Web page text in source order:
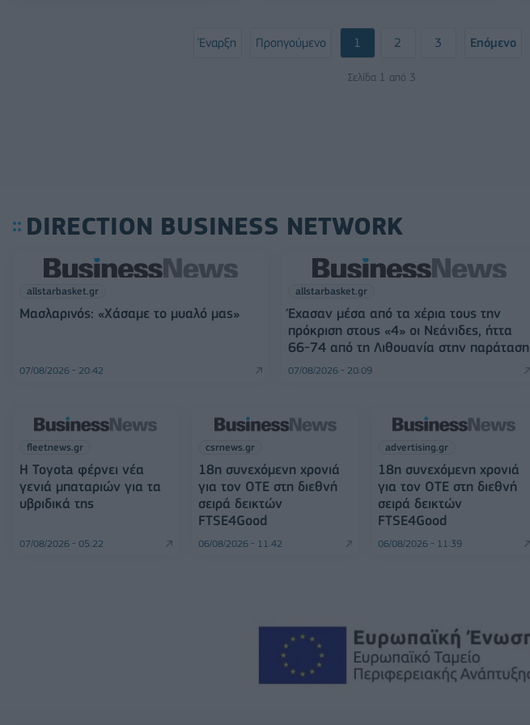
Έναρξη Προηγούμενο 1 2 3 Επόμενο
Σελίδα 1 από 3
DIRECTION BUSINESS NETWORK
allstarbasket.gr
Μασλαρινός: «Χάσαμε το μυαλό μας»
07/08/2026 - 20:42
allstarbasket.gr
Έχασαν μέσα από τα χέρια τους την
πρόκριση στους «4» οι Νεάνιδες, ήττα
66-74 από τη Λιθουανία στην παράταση
07/08/2026 - 20:09
fleetnews.gr
Η Toyota φέρνει νέα
γενιά μπαταριών για τα
υβριδικά της
07/08/2026 - 05:22
csrnews.gr
18η συνεχόμενη χρονιά
για τον ΟΤΕ στη διεθνή
σειρά δεικτών
FTSE4Good
06/08/2026 - 11:42
advertising.gr
18η συνεχόμενη χρονιά
για τον ΟΤΕ στη διεθνή
σειρά δεικτών
FTSE4Good
06/08/2026 - 11:39